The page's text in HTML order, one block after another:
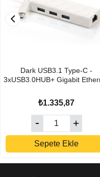
Dark USB3.1 Type-C -
3xUSB3.0HUB+ Gigabit
₺1.335,87
Sepete Ekle